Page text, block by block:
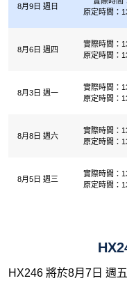
8月9日 週日
原定時間：
8月6日 週四
實際時間：
原定時間：
8月3日 週一
實際時間：
原定時間：
8月8日 週六
實際時間：
原定時間：
8月5日 週三
實際時間：
原定時間：
HX246 將於8月7日 週